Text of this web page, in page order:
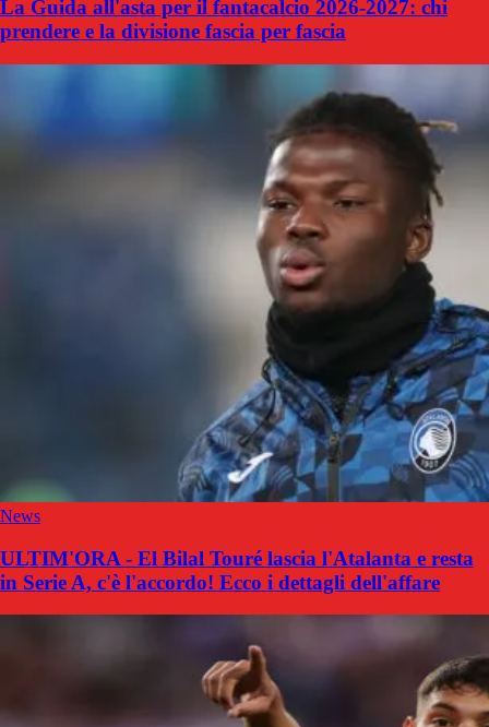
La Guida all'asta per il fantacalcio 2026-2027: chi
prendere e la divisione fascia per fascia
News
ULTIM'ORA - El Bilal Touré lascia l'Atalanta e resta
in Serie A, c'è l'accordo! Ecco i dettagli dell'affare